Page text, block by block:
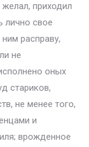
приходил
лично свое
расправу,
не
оных
стариков,
не менее того,
и
врожденное